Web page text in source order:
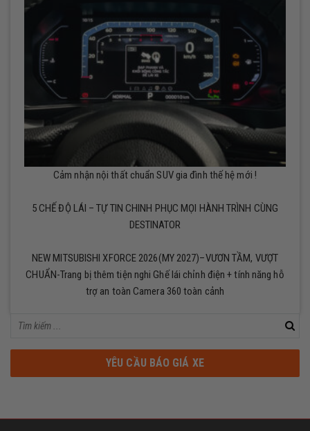
Cảm nhận nội thất chuẩn SUV gia đình thế hệ mới !
5 CHẾ ĐỘ LÁI – TỰ TIN CHINH PHỤC MỌI HÀNH TRÌNH CÙNG
DESTINATOR
NEW MITSUBISHI XFORCE 2026(MY 2027)–VƯƠN TẦM, VƯỢT
CHUẨN-Trang bị thêm tiện nghi Ghế lái chỉnh điện + tính năng hỗ
trợ an toàn Camera 360 toàn cảnh
YÊU CẦU BÁO GIÁ XE